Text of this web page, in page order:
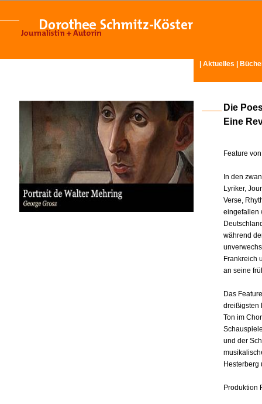
Aktuelles
Die
Eine
Feature
In den
Lyriker,
Verse,
eingefallen
während
Frankreich
an seine
Das
dreißigsten
Ton im
und der
Hesterberg
Produktion